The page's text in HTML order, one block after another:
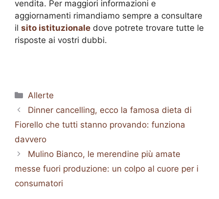
vendita. Per maggiori informazioni e
aggiornamenti rimandiamo sempre a consultare
il sito istituzionale dove potrete trovare tutte le
risposte ai vostri dubbi.
Categorie
Allerte
Dinner cancelling, ecco la famosa dieta di
Fiorello che tutti stanno provando: funziona
davvero
Mulino Bianco, le merendine più amate
messe fuori produzione: un colpo al cuore per i
consumatori